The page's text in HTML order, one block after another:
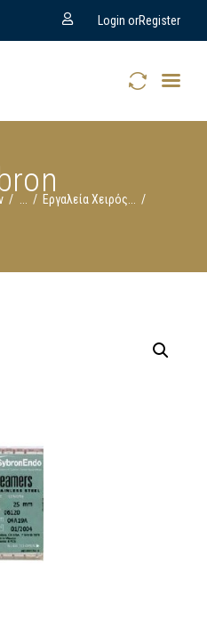
Login orRegister
Εργαλεία Χειρός...